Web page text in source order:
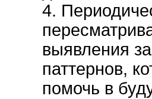
выявления
паттернов,
помочь в